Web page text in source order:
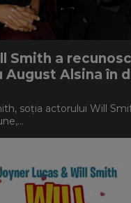
Smith a
August Alsina în
soția actorului Will